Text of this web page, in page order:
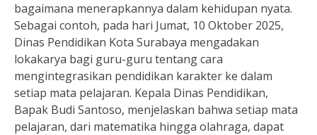
bagaimana menerapkannya dalam kehidupan nyata.
Sebagai contoh, pada hari Jumat, 10 Oktober 2025,
Dinas Pendidikan Kota Surabaya mengadakan
lokakarya bagi guru-guru tentang cara
mengintegrasikan pendidikan karakter ke dalam
setiap mata pelajaran. Kepala Dinas Pendidikan,
Bapak Budi Santoso, menjelaskan bahwa setiap mata
pelajaran, dari matematika hingga olahraga, dapat